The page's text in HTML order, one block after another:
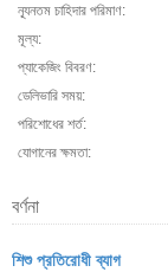
ন্যূনতম চাহিদার পরিমাণ:
মূল্য:
প্যাকেজিং বিবরণ:
ডেলিভারি সময়:
পরিশোধের শর্ত:
যোগানের ক্ষমতা:
বর্ণনা
শিশু প্রতিরোধী ব্যাগ